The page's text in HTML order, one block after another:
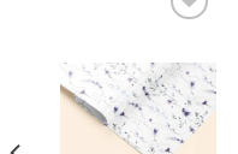
желаний